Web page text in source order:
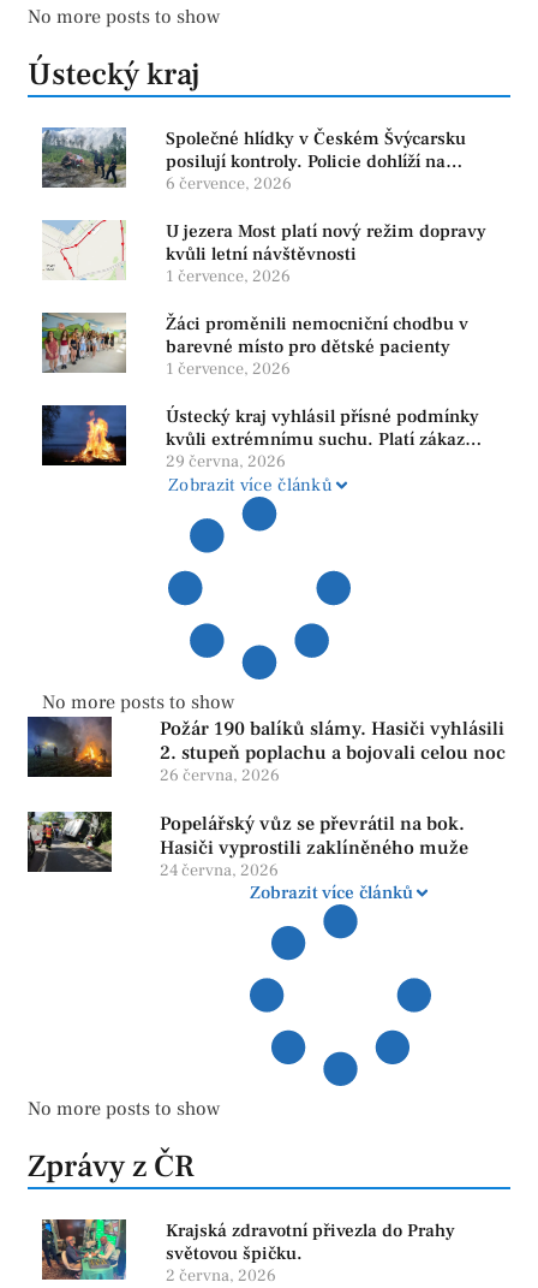
No more posts to show
Ústecký kraj
Společné hlídky v Českém Švýcarsku
posilují kontroly. Policie dohlíží na
bezpečnost i ochranu přírody
6 července, 2026
U jezera Most platí nový režim dopravy
kvůli letní návštěvnosti
1 července, 2026
Žáci proměnili nemocniční chodbu v
barevné místo pro dětské pacienty
1 července, 2026
Ústecký kraj vyhlásil přísné podmínky
kvůli extrémnímu suchu. Platí zákaz
ohňů i pyrotechniky
29 června, 2026
Zobrazit více článků
No more posts to show
Požár 190 balíků slámy. Hasiči vyhlásili
2. stupeň poplachu a bojovali celou noc
26 června, 2026
Popelářský vůz se převrátil na bok.
Hasiči vyprostili zaklíněného muže
24 června, 2026
Zobrazit více článků
No more posts to show
Zprávy z ČR
Krajská zdravotní přivezla do Prahy
světovou špičku.
2 června, 2026